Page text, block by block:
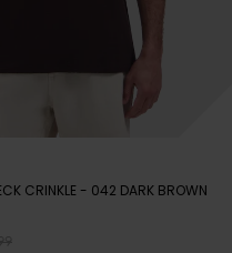
CRINKLE - 042 DARK BROWN